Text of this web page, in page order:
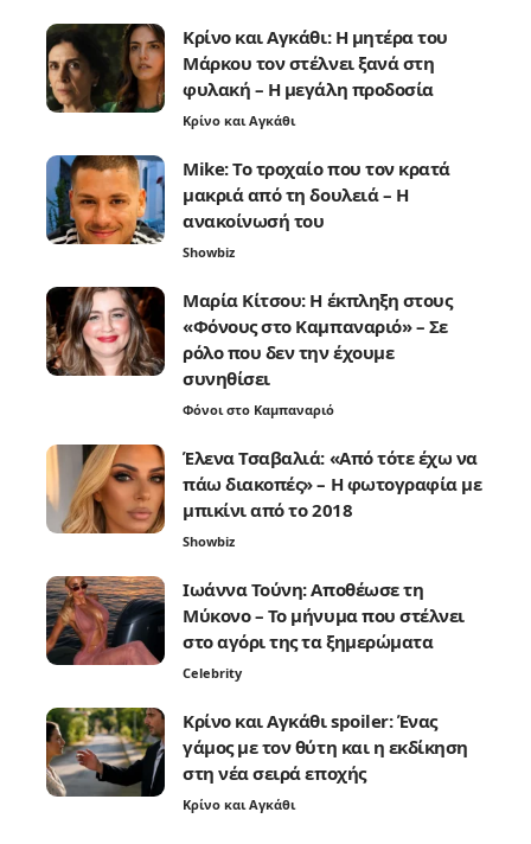
Κρίνο και Αγκάθι: Η μητέρα του
Μάρκου τον στέλνει ξανά στη
φυλακή – Η μεγάλη προδοσία
Κρίνο και Αγκάθι
Mike: Το τροχαίο που τον κρατά
μακριά από τη δουλειά – Η
ανακοίνωσή του
Showbiz
Μαρία Κίτσου: Η έκπληξη στους
«Φόνους στο Καμπαναριό» – Σε
ρόλο που δεν την έχουμε
συνηθίσει
Φόνοι στο Καμπαναριό
Έλενα Τσαβαλιά: «Από τότε έχω να
πάω διακοπές» – Η φωτογραφία με
μπικίνι από το 2018
Showbiz
Ιωάννα Τούνη: Αποθέωσε τη
Μύκονο – Το μήνυμα που στέλνει
στο αγόρι της τα ξημερώματα
Celebrity
Κρίνο και Αγκάθι spoiler: Ένας
γάμος με τον θύτη και η εκδίκηση
στη νέα σειρά εποχής
Κρίνο και Αγκάθι